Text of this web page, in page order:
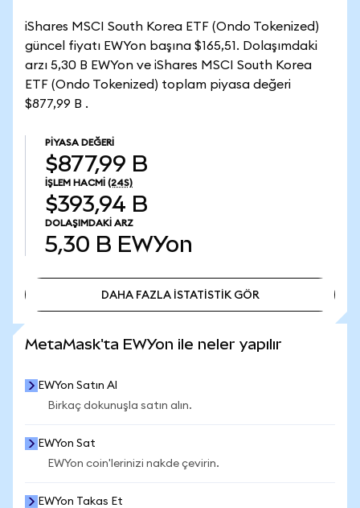
iShares MSCI South Korea ETF (Ondo Tokenized)
güncel fiyatı EWYon başına $165,51. Dolaşımdaki
arzı 5,30 B EWYon ve iShares MSCI South Korea
ETF (Ondo Tokenized) toplam piyasa değeri
$877,99 B .
PIYASA DEĞERI
$877,99 B
İŞLEM HACMI (24S)
$393,94 B
DOLAŞIMDAKI ARZ
5,30 B EWYon
DAHA FAZLA İSTATİSTİK GÖR
MetaMask'ta EWYon ile neler yapılır
EWYon Satın Al
Birkaç dokunuşla satın alın.
EWYon Sat
EWYon coin'lerinizi nakde çevirin.
EWYon Takas Et